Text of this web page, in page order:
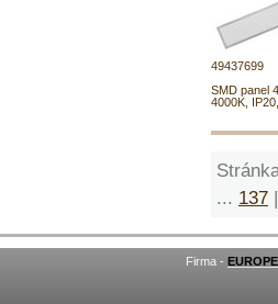
49437699
SMD panel
4000K,
... 137 |
Firma - EUROPE